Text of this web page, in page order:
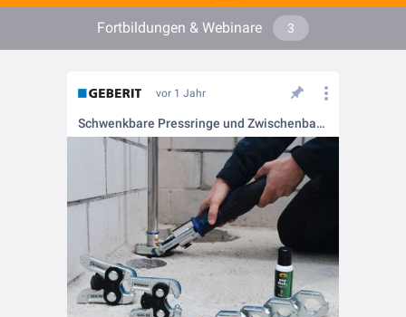
Fortbildungen & Webinare 3
vor 1 Jahr
Schwenkbare Pressringe und Zwischenbacken für Geberit Mapress